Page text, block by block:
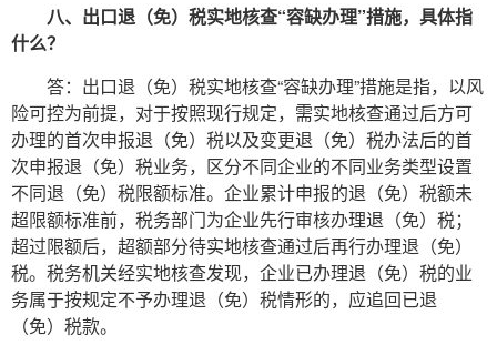
八、出口退（免）税实地核查“容缺办理”措施，具体指
什么？
答：出口退（免）税实地核查“容缺办理”措施是指，以风
险可控为前提，对于按照现行规定，需实地核查通过后方可
办理的首次申报退（免）税以及变更退（免）税办法后的首
次申报退（免）税业务，区分不同企业的不同业务类型设置
不同退（免）税限额标准。企业累计申报的退（免）税额未
超限额标准前，税务部门为企业先行审核办理退（免）税；
超过限额后，超额部分待实地核查通过后再行办理退（免）
税。税务机关经实地核查发现，企业已办理退（免）税的业
务属于按规定不予办理退（免）税情形的，应追回已退
（免）税款。